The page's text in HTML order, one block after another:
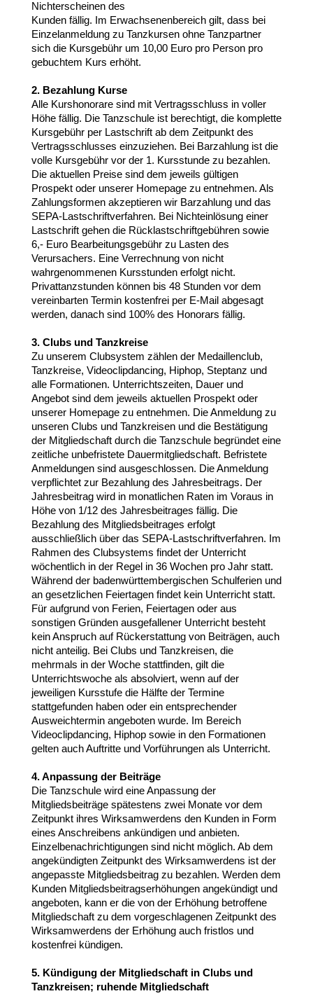
Nichterscheinen des
Kunden fällig. Im Erwachsenenbereich gilt, dass bei
Einzelanmeldung zu Tanzkursen ohne Tanzpartner
sich die Kursgebühr um 10,00 Euro pro Person pro
gebuchtem Kurs erhöht.
2. Bezahlung Kurse
Alle Kurshonorare sind mit Vertragsschluss in voller
Höhe fällig. Die Tanzschule ist berechtigt, die komplette
Kursgebühr per Lastschrift ab dem Zeitpunkt des
Vertragsschlusses einzuziehen. Bei Barzahlung ist die
volle Kursgebühr vor der 1. Kursstunde zu bezahlen.
Die aktuellen Preise sind dem jeweils gültigen
Prospekt oder unserer Homepage zu entnehmen. Als
Zahlungsformen akzeptieren wir Barzahlung und das
SEPA-Lastschriftverfahren. Bei Nichteinlösung einer
Lastschrift gehen die Rücklastschriftgebühren sowie
6,- Euro Bearbeitungsgebühr zu Lasten des
Verursachers. Eine Verrechnung von nicht
wahrgenommenen Kursstunden erfolgt nicht.
Privattanzstunden können bis 48 Stunden vor dem
vereinbarten Termin kostenfrei per E-Mail abgesagt
werden, danach sind 100% des Honorars fällig.
3. Clubs und Tanzkreise
Zu unserem Clubsystem zählen der Medaillenclub,
Tanzkreise, Videoclipdancing, Hiphop, Steptanz und
alle Formationen. Unterrichtszeiten, Dauer und
Angebot sind dem jeweils aktuellen Prospekt oder
unserer Homepage zu entnehmen. Die Anmeldung zu
unseren Clubs und Tanzkreisen und die Bestätigung
der Mitgliedschaft durch die Tanzschule begründet eine
zeitliche unbefristete Dauermitgliedschaft. Befristete
Anmeldungen sind ausgeschlossen. Die Anmeldung
verpflichtet zur Bezahlung des Jahresbeitrags. Der
Jahresbeitrag wird in monatlichen Raten im Voraus in
Höhe von 1/12 des Jahresbeitrages fällig. Die
Bezahlung des Mitgliedsbeitrages erfolgt
ausschließlich über das SEPA-Lastschriftverfahren. Im
Rahmen des Clubsystems findet der Unterricht
wöchentlich in der Regel in 36 Wochen pro Jahr statt.
Während der badenwürttembergischen Schulferien und
an gesetzlichen Feiertagen findet kein Unterricht statt.
Für aufgrund von Ferien, Feiertagen oder aus
sonstigen Gründen ausgefallener Unterricht besteht
kein Anspruch auf Rückerstattung von Beiträgen, auch
nicht anteilig. Bei Clubs und Tanzkreisen, die
mehrmals in der Woche stattfinden, gilt die
Unterrichtswoche als absolviert, wenn auf der
jeweiligen Kursstufe die Hälfte der Termine
stattgefunden haben oder ein entsprechender
Ausweichtermin angeboten wurde. Im Bereich
Videoclipdancing, Hiphop sowie in den Formationen
gelten auch Auftritte und Vorführungen als Unterricht.
4. Anpassung der Beiträge
Die Tanzschule wird eine Anpassung der
Mitgliedsbeiträge spätestens zwei Monate vor dem
Zeitpunkt ihres Wirksamwerdens den Kunden in Form
eines Anschreibens ankündigen und anbieten.
Einzelbenachrichtigungen sind nicht möglich. Ab dem
angekündigten Zeitpunkt des Wirksamwerdens ist der
angepasste Mitgliedsbeitrag zu bezahlen. Werden dem
Kunden Mitgliedsbeitragserhöhungen angekündigt und
angeboten, kann er die von der Erhöhung betroffene
Mitgliedschaft zu dem vorgeschlagenen Zeitpunkt des
Wirksamwerdens der Erhöhung auch fristlos und
kostenfrei kündigen.
5. Kündigung der Mitgliedschaft in Clubs und
Tanzkreisen; ruhende Mitgliedschaft